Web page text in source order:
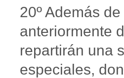
20º Además
anteriormente
repartirán una
especiales,